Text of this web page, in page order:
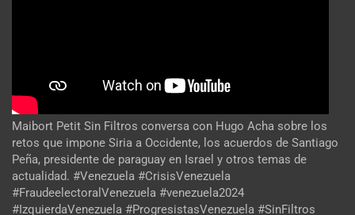
Maibort Petit Sin Filtros conversa con Hugo Acha sobre los
retos que impone Siria a Occidente, los acuerdos de Santiago
Peña, presidente de paraguay en Israel y otros temas de
actualidad. #Venezuela #CrisisVenezuela
#FraudeelectoralVenezuela #venezuela2024
#IzquierdaVenezuela #ProgresistasVenezuela #SinFiltros